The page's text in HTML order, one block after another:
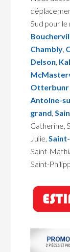
Sud pour
Chambly
Delson
Otterbunr
Antoine-
grand
Catherine,
Julie,
Saint-
Saint-